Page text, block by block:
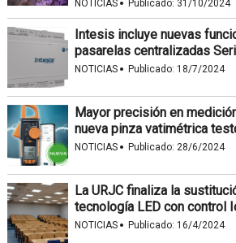
NOTICIAS Publicado: 31/10/2024
Intesis incluye nuevas
pasarelas centralizadas
NOTICIAS · Publicado: 18/7/2024
Mayor precisión en
nueva pinza vatimétrica
NOTICIAS · Publicado: 28/6/2024
La URJC finaliza la
tecnología LED con control
NOTICIAS · Publicado: 16/4/2024